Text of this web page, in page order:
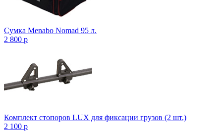
Сумка Menabo Nomad 95 л.
2 800 p
Комплект стопоров LUX для фиксации грузов (2 шт.)
2 100 p